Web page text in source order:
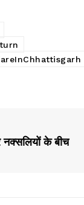
के बीच